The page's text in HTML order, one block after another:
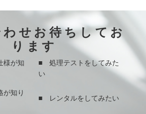
せお待ちしてお
ります
様が知
■ 処理テストをしてみた
い
知り
■ レンタルをしてみたい